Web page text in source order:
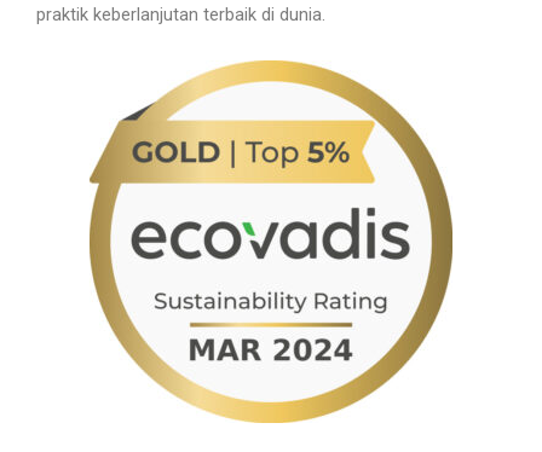
praktik keberlanjutan terbaik di dunia.